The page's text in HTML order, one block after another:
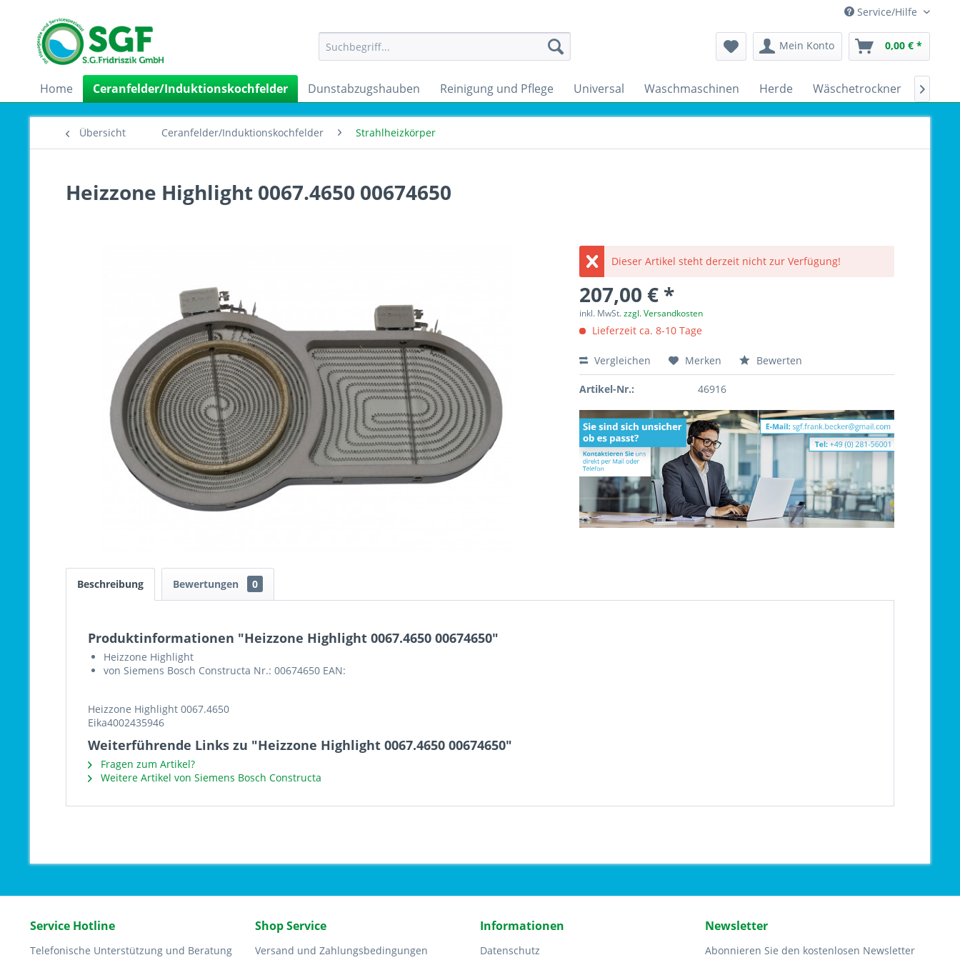
Service/Hilfe
Mein Konto 0,00 € *
Home Ceranfelder/Induktionskochfelder Dunstabzugshauben Reinigung und Pflege Universal Waschmaschinen Herde Wäschetrockner 
Übersicht Ceranfelder/Induktionskochfelder Strahlheizkörper
Heizzone Highlight 0067.4650 00674650
Dieser Artikel steht derzeit nicht zur Verfügung!
207,00 € *
inkl. MwSt.zzgl. Versandkosten
Lieferzeit ca. 8-10 Tage
Vergleichen Merken Bewerten
Artikel-Nr.: 46916
Beschreibung Bewertungen 0
Produktinformationen "Heizzone Highlight 0067.4650 00674650"
Heizzone Highlight
von Siemens Bosch Constructa Nr.: 00674650 EAN:
Heizzone Highlight 0067.4650
Eika4002435946
Weiterführende Links zu "Heizzone Highlight 0067.4650 00674650"
Fragen zum Artikel?
Weitere Artikel von Siemens Bosch Constructa
Service Hotline
Telefonische Unterstützung und Beratung
Shop Service
Versand und Zahlungsbedingungen
Informationen
Datenschutz
Newsletter
Abonnieren Sie den kostenlosen Newsletter